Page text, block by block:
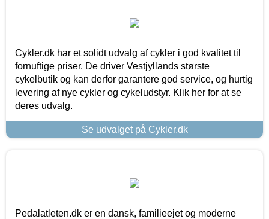
Cykler.dk har et solidt udvalg af cykler i god kvalitet til
fornuftige priser. De driver Vestjyllands største
cykelbutik og kan derfor garantere god service, og hurtig
levering af nye cykler og cykeludstyr. Klik her for at se
deres udvalg.
Se udvalget på Cykler.dk
Pedalatleten.dk er en dansk, familieejet og moderne